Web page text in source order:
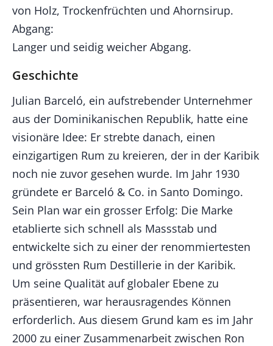
von Holz, Trockenfrüchten und Ahornsirup.
Abgang:
Langer und seidig weicher Abgang.
Geschichte
Julian Barceló, ein aufstrebender Unternehmer
aus der Dominikanischen Republik, hatte eine
visionäre Idee: Er strebte danach, einen
einzigartigen Rum zu kreieren, der in der Karibik
noch nie zuvor gesehen wurde. Im Jahr 1930
gründete er Barceló & Co. in Santo Domingo.
Sein Plan war ein grosser Erfolg: Die Marke
etablierte sich schnell als Massstab und
entwickelte sich zu einer der renommiertesten
und grössten Rum Destillerie in der Karibik.
Um seine Qualität auf globaler Ebene zu
präsentieren, war herausragendes Können
erforderlich. Aus diesem Grund kam es im Jahr
2000 zu einer Zusammenarbeit zwischen Ron